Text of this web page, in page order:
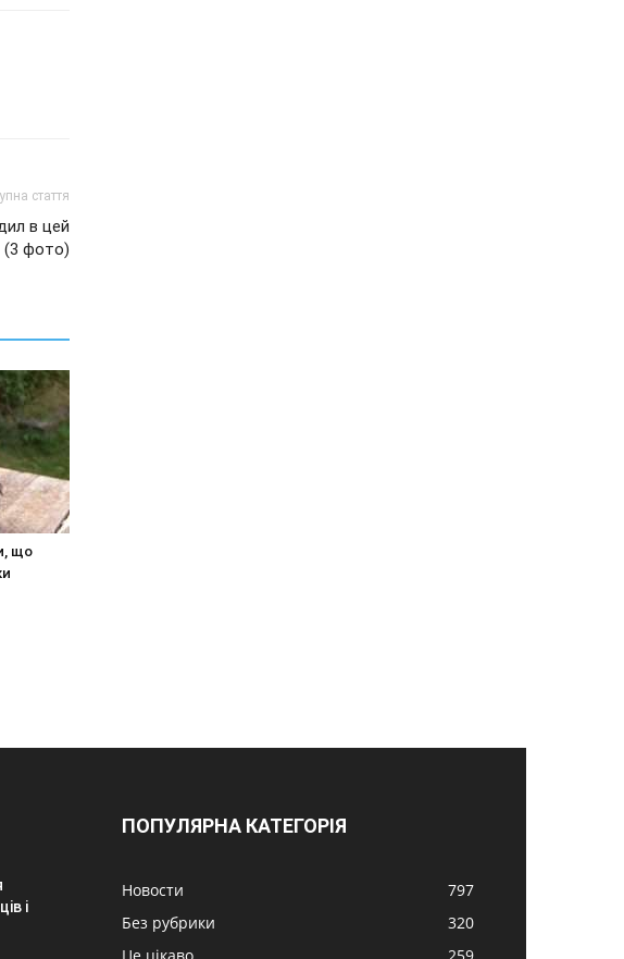
стаття
в цей
фото)
що
і
ПОПУЛЯРНА КАТЕГОРІЯ
Новости
797
Без рубрики
320